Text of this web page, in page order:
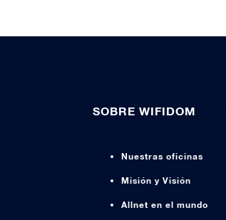
SOBRE WIFIDOM
Nuestras oficinas
Misión y Visión
Allnet en el mundo